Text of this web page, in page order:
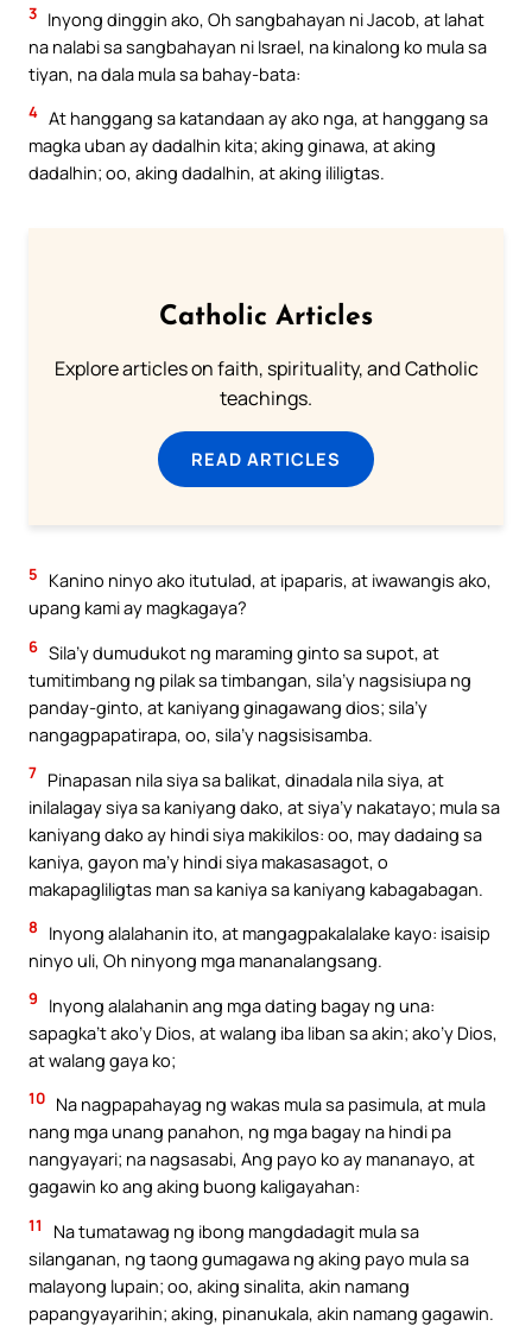
3 Inyong dinggin ako, Oh sangbahayan ni Jacob, at lahat
na nalabi sa sangbahayan ni Israel, na kinalong ko mula sa
tiyan, na dala mula sa bahay-bata:
4 At hanggang sa katandaan ay ako nga, at hanggang sa
magka uban ay dadalhin kita; aking ginawa, at aking
dadalhin; oo, aking dadalhin, at aking ililigtas.
Catholic Articles
Explore articles on faith, spirituality, and Catholic
teachings.
READ ARTICLES
5
Kanino ninyo ako itutulad, at ipaparis, at iwawangis ako,
upang kami ay magkagaya?
6 Sila’y dumudukot ng maraming ginto sa supot, at
tumitimbang ng pilak sa timbangan, sila’y nagsisiupa ng
panday-ginto, at kaniyang ginagawang dios; sila’y
nangagpapatirapa, oo, sila’y nagsisisamba.
7 Pinapasan nila siya sa balikat, dinadala nila siya, at
inilalagay siya sa kaniyang dako, at siya’y nakatayo; mula sa
kaniyang dako ay hindi siya makikilos: oo, may dadaing sa
kaniya, gayon ma’y hindi siya makasasagot, o
makapagliligtas man sa kaniya sa kaniyang kabagabagan.
8
Inyong alalahanin ito, at mangagpakalalake kayo: isaisip
ninyo uli, Oh ninyong mga mananalangsang.
9
Inyong alalahanin ang mga dating bagay ng una:
sapagka’t ako’y Dios, at walang iba liban sa akin; ako’y Dios,
at walang gaya ko;
10 Na nagpapahayag ng wakas mula sa pasimula, at mula
nang mga unang panahon, ng mga bagay na hindi pa
nangyayari; na nagsasabi, Ang payo ko ay mananayo, at
gagawin ko ang aking buong kaligayahan:
11
Na tumatawag ng ibong mangdadagit mula sa
silanganan, ng taong gumagawa ng aking payo mula sa
malayong lupain; oo, aking sinalita, akin namang
papangyayarihin; aking, pinanukala, akin namang gagawin.